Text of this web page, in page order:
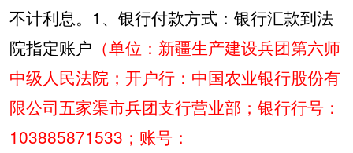
不计利息。 1 、银行付款方式：银行汇款到法
院指定账户 （单位：新疆生产建设兵团第六师
中级人民法院；开户行：中国农业银行股份有
限公司五家渠市兵团支行营业部；银行行号：
103885871533 ；账号：